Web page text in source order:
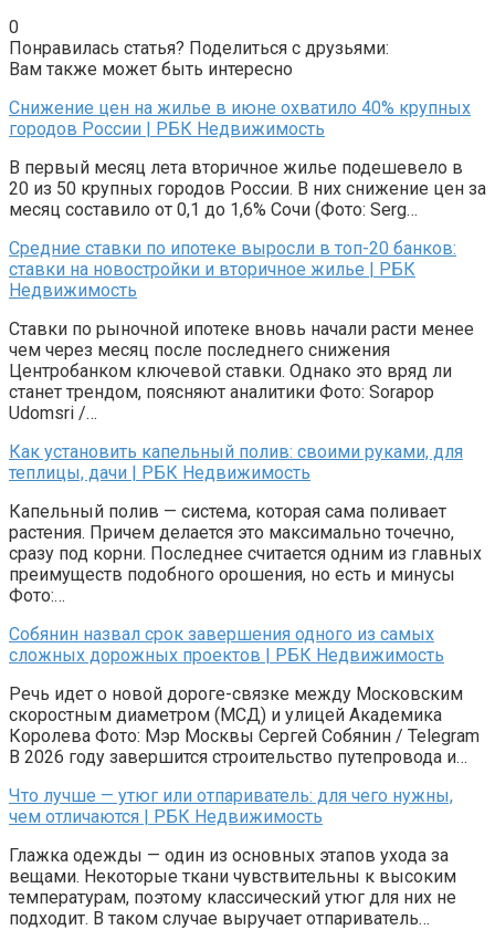
0
Понравилась статья? Поделиться с друзьями:
Вам также может быть интересно
Снижение цен на жилье в июне охватило 40% крупных
городов России | РБК Недвижимость
В первый месяц лета вторичное жилье подешевело в
20 из 50 крупных городов России. В них снижение цен за
месяц составило от 0,1 до 1,6% Сочи (Фото: Serg…
Средние ставки по ипотеке выросли в топ-20 банков:
ставки на новостройки и вторичное жилье | РБК
Недвижимость
Ставки по рыночной ипотеке вновь начали расти менее
чем через месяц после последнего снижения
Центробанком ключевой ставки. Однако это вряд ли
станет трендом, поясняют аналитики Фото: Sorapop
Udomsri /…
Как установить капельный полив: своими руками, для
теплицы, дачи | РБК Недвижимость
Капельный полив — система, которая сама поливает
растения. Причем делается это максимально точечно,
сразу под корни. Последнее считается одним из главных
преимуществ подобного орошения, но есть и минусы
Фото:…
Собянин назвал срок завершения одного из самых
сложных дорожных проектов | РБК Недвижимость
Речь идет о новой дороге-связке между Московским
скоростным диаметром (МСД) и улицей Академика
Королева Фото: Мэр Москвы Сергей Собянин / Telegram
В 2026 году завершится строительство путепровода и…
Что лучше — утюг или отпариватель: для чего нужны,
чем отличаются | РБК Недвижимость
Глажка одежды — один из основных этапов ухода за
вещами. Некоторые ткани чувствительны к высоким
температурам, поэтому классический утюг для них не
подходит. В таком случае выручает отпариватель…